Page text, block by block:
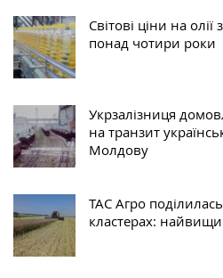
Світові ціни на
понад чотири роки
Укрзалізниця
на транзит
Молдову
ТАС Агро
кластерах: